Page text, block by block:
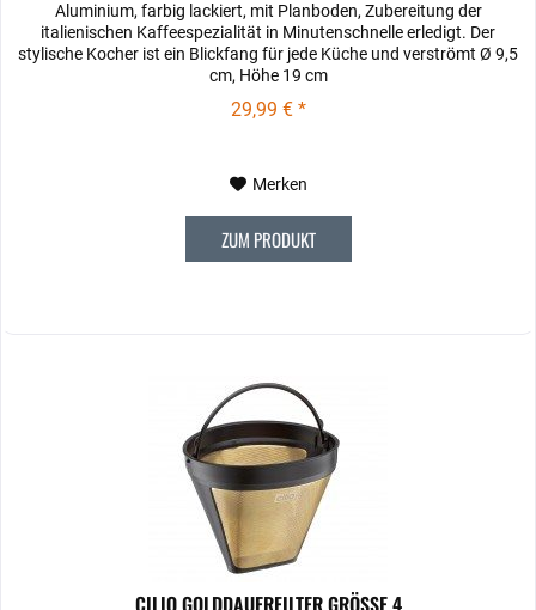
Aluminium, farbig lackiert, mit Planboden, Zubereitung der
italienischen Kaffeespezialität in Minutenschnelle erledigt. Der
stylische Kocher ist ein Blickfang für jede Küche und verströmt Ø 9,5
cm, Höhe 19 cm
29,99 € *
Merken
ZUM PRODUKT